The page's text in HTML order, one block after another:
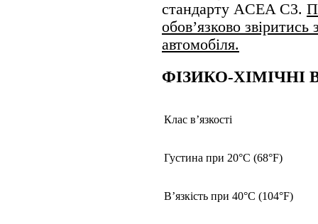
стандарту ACEA C3.
обов’язково звіритись
автомобіля.
ФІЗИКО-ХІМІЧНІ
Клас в’язкості
Густина при 20°C (68°F)
В’язкість при 40°C (104°F)